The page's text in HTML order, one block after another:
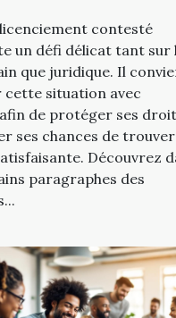
contesté
un défi délicat tant sur
que juridique. Il
cette situation avec
de protéger ses
ses chances de
Découvrez
paragraphes des